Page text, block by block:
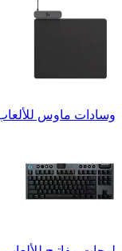
وسادات ماوس